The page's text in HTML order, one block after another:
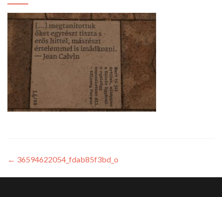
← 36594622054_fdab85f3bd_o